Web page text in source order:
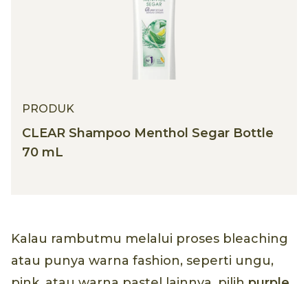
PRODUK
CLEAR Shampoo Menthol Segar Bottle
70 mL
Kalau rambutmu melalui proses bleaching
atau punya warna fashion, seperti ungu,